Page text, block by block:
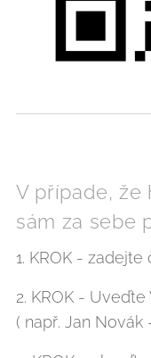
V případe, že
sám za sebe
1. KROK -
2. KROK -
( např. Jan Novák